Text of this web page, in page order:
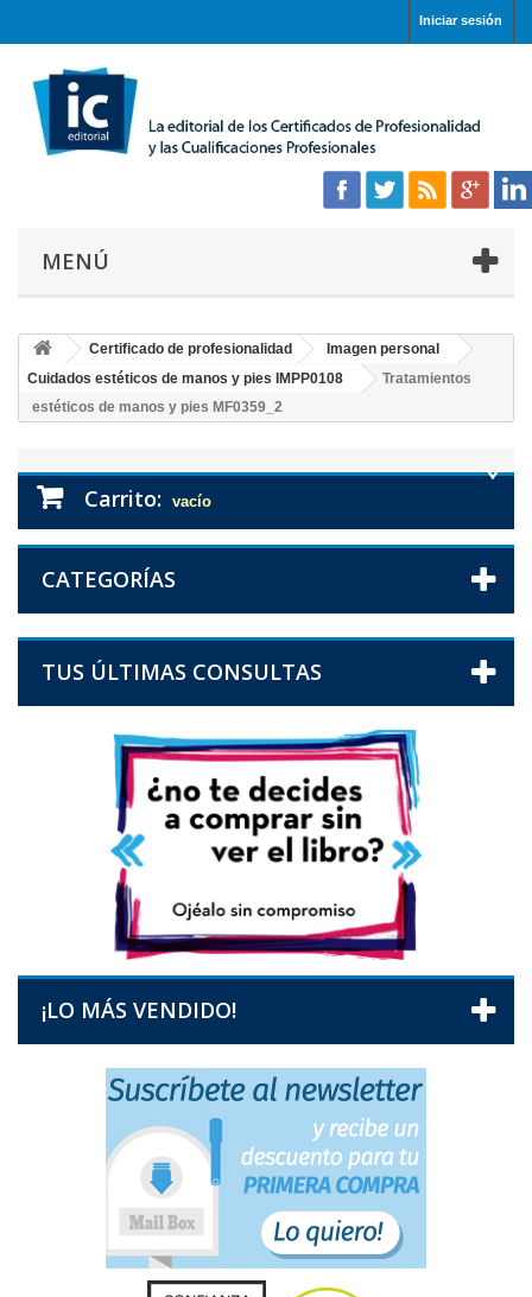
Iniciar sesión
MENÚ
Certificado de profesionalidad
Imagen personal
Cuidados estéticos de manos y pies IMPP0108
Tratamientos
estéticos de manos y pies MF0359_2
Carrito: vacío
CATEGORÍAS
TUS ÚLTIMAS CONSULTAS
¡LO MÁS VENDIDO!